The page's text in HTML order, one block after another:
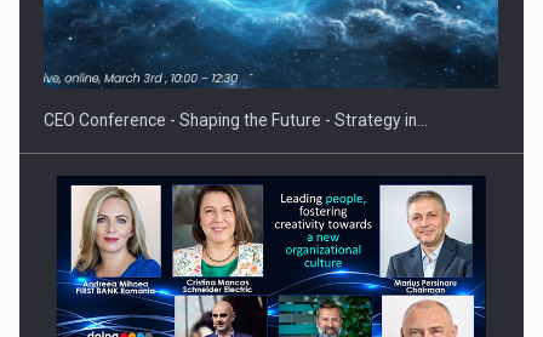
CEO Conference - Shaping the Future - Strategy in…